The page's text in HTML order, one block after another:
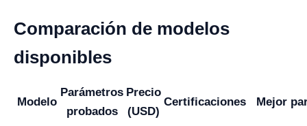
Comparación de modelos
disponibles
Modelo
Parámetros
probados
Precio
(USD)
Certificaciones Mejor